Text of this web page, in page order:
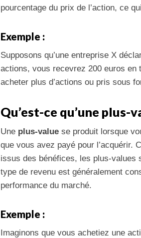
pourcentage du prix de l’action, ce
Exemple :
Supposons qu’une entreprise X
actions, vous recevrez 200 euros en
acheter plus d’actions ou pris sous
Qu’est-ce qu’une plus-
Une plus-value se produit lorsque
que vous avez payé pour l’acquérir.
issus des bénéfices, les plus-values
type de revenu est généralement
performance du marché.
Exemple :
Imaginons que vous achetiez une